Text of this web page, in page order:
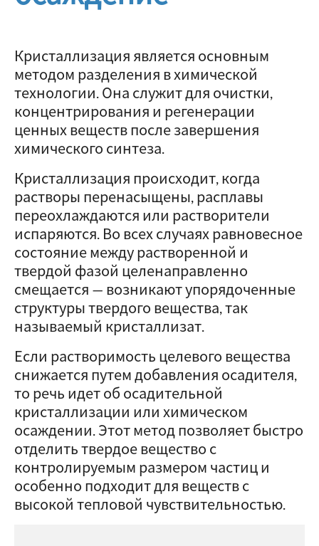
Кристаллизация является основным
методом разделения в химической
технологии. Она служит для очистки,
концентрирования и регенерации
ценных веществ после завершения
химического синтеза.
Кристаллизация происходит, когда
растворы перенасыщены, расплавы
переохлаждаются или растворители
испаряются. Во всех случаях равновесное
состояние между растворенной и
твердой фазой целенаправленно
смещается — возникают упорядоченные
структуры твердого вещества, так
называемый кристаллизат.
Если растворимость целевого вещества
снижается путем добавления осадителя,
то речь идет об осадительной
кристаллизации или химическом
осаждении. Этот метод позволяет быстро
отделить твердое вещество с
контролируемым размером частиц и
особенно подходит для веществ с
высокой тепловой чувствительностью.